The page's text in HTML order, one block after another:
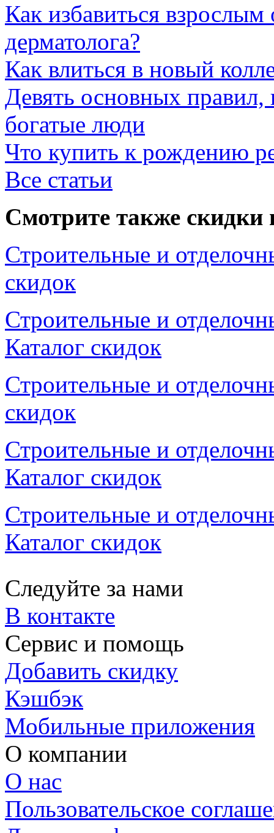
Как избавиться
дерматолога?
Как влиться в новый
Девять основных
богатые люди
Что купить к рождению
Все статьи
Смотрите также скидки
Строительные и
скидок
Строительные и
Каталог скидок
Строительные и
скидок
Строительные и
Каталог скидок
Строительные и
Каталог скидок
Следуйте за нами
В контакте
Сервис и помощь
Добавить скидку
Кэшбэк
Мобильные приложения
О компании
О нас
Пользовательское